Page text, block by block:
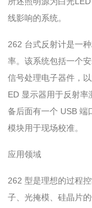
线影响的系统。
262 台式反射计是一
率。该系统包括一个
信号处理电子器件，
ED 显示器用于反射
备后面有一个 USB 端
模块用于现场校准。
应用领域
262 型是理想的过程
子、光掩模、硅晶片的